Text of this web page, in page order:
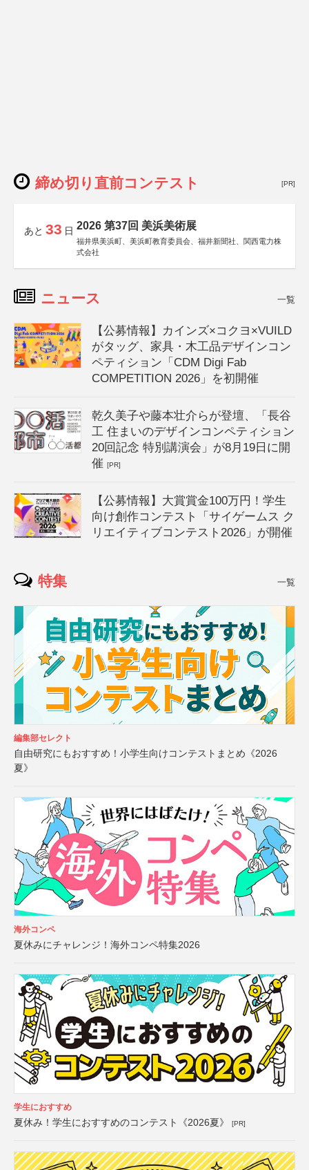
締め切り直前コンテスト [PR]
あと 33 日 2026 第37回 美浜美術展
福井県美浜町、美浜町教育委員会、福井新聞社、関西電力株
式会社
ニュース 一覧
【公募情報】カインズ×コクヨ×VUILD
がタッグ、家具・木工品デザインコン
ペティション「CDM Digi Fab
COMPETITION 2026」を初開催
乾久美子や藤本壮介らが登壇、「長谷
工 住まいのデザインコンペティション
20回記念 特別講演会」が8月19日に開
催[PR]
【公募情報】大賞賞金100万円！学生
向け創作コンテスト「サイゲームス ク
リエイティブコンテスト2026」が開催
特集 一覧
編集部セレクト
自由研究にもおすすめ！小学生向けコンテストまとめ《2026
夏》
海外コンペ
夏休みにチャレンジ！海外コンペ特集2026
学生におすすめ
夏休み！学生におすすめのコンテスト《2026夏》 [PR]